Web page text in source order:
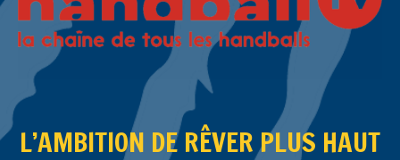
L’AMBITION DE RÊVER PLUS HAUT